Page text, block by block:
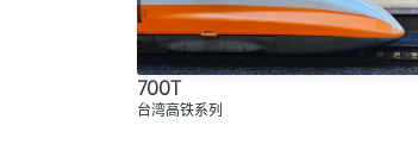
700T
台湾高铁系列